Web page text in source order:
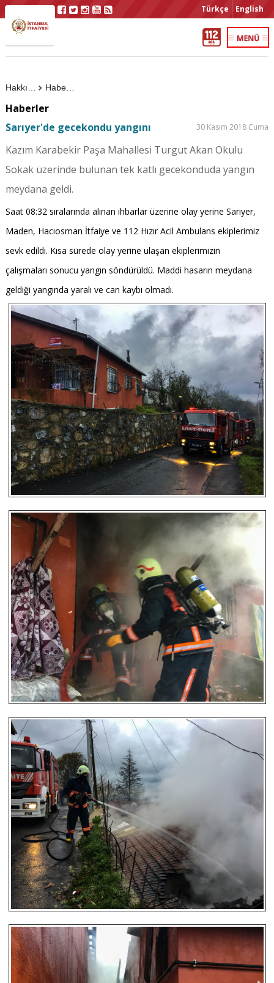
Türkçe English
Haberler
Haberler
Sarıyer'de gecekondu yangını
30 Kasım 2018 Cuma
Kazım Karabekir Paşa Mahallesi Turgut Akan Okulu
Sokak üzerinde bulunan tek katlı gecekonduda yangın
meydana geldi.
Saat 08:32 sıralarında alınan ihbarlar üzerine olay yerine Sarıyer,
Maden, Hacıosman İtfaiye ve 112 Hızır Acil Ambulans ekiplerimiz
sevk edildi. Kısa sürede olay yerine ulaşan ekiplerimizin
çalışmaları sonucu yangın söndürüldü. Maddi hasarın meydana
geldiği yangında yaralı ve can kaybı olmadı.